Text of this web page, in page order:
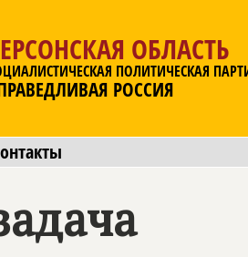
ОБЛАСТЬ
ПОЛИТИЧЕСКАЯ
РОССИЯ